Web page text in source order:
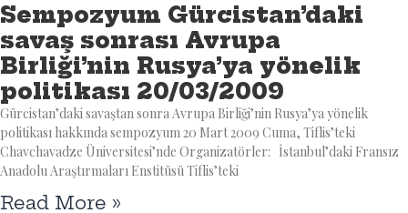
Sempozyum Gürcistan’daki
savaş sonrası Avrupa
Birliği’nin Rusya’ya yönelik
politikası 20/03/2009
Gürcistan’daki savaştan sonra Avrupa Birliği’nin Rusya’ya yönelik
politikası hakkında sempozyum 20 Mart 2009 Cuma, Tiflis’teki
Chavchavadze Üniversitesi’nde Organizatörler: İstanbul’daki Fransız
Anadolu Araştırmaları Enstitüsü Tiflis’teki
Read More »